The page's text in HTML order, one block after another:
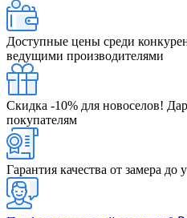
Доступные цены среди
ведущими производителями
Скидка -10% для новоселов!
покупателям
Гарантия качества от замера до